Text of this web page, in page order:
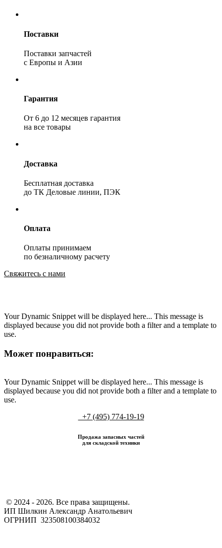
Поставки
Поставки запчастей
с Европы и Азии
Гарантия
От 6 до 12 месяцев гарантия
на все товары
Доставка
Бесплатная доставка
до ТК Деловые линии, ПЭК
Оплата
Оплаты принимаем
по безналичному расчету
Свяжитесь с нами
Your Dynamic Snippet will be displayed here... This message is
displayed because you did not provide both a filter and a template to
use.
Может понравиться:
Your Dynamic Snippet will be displayed here... This message is
displayed because you did not provide both a filter and a template to
use.
+7 (495) 774-19-19
Продажа запасных частей
для складской техники
​ © 2024 - 2026. Все права защищены.
ИП Шилкин Александр Анатольевич
ОГРНИП 323508100384032